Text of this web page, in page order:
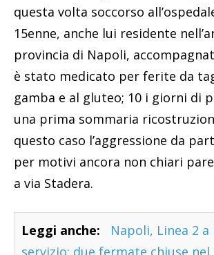
questa volta soccorso
15enne, anche lui residente
provincia di Napoli,
è stato medicato per ferite da
gamba e al gluteo; 10 i giorni di
una prima sommaria
questo caso l’aggressione da
per motivi ancora non chiari
a via Stadera.
Leggi anche:
Napoli, Linea 2 a
servizio: due fermate chiuse nel